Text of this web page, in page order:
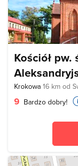
Kościół pw.
Krokowa 16 km od
9 Bardzo dobry!